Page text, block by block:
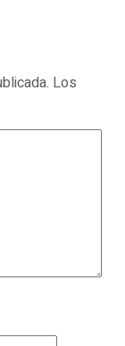
Los